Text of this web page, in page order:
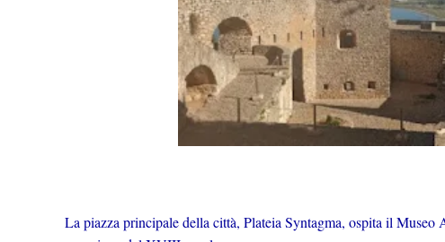
La piazza principale della città, Plateia Syntagma, ospita il Museo